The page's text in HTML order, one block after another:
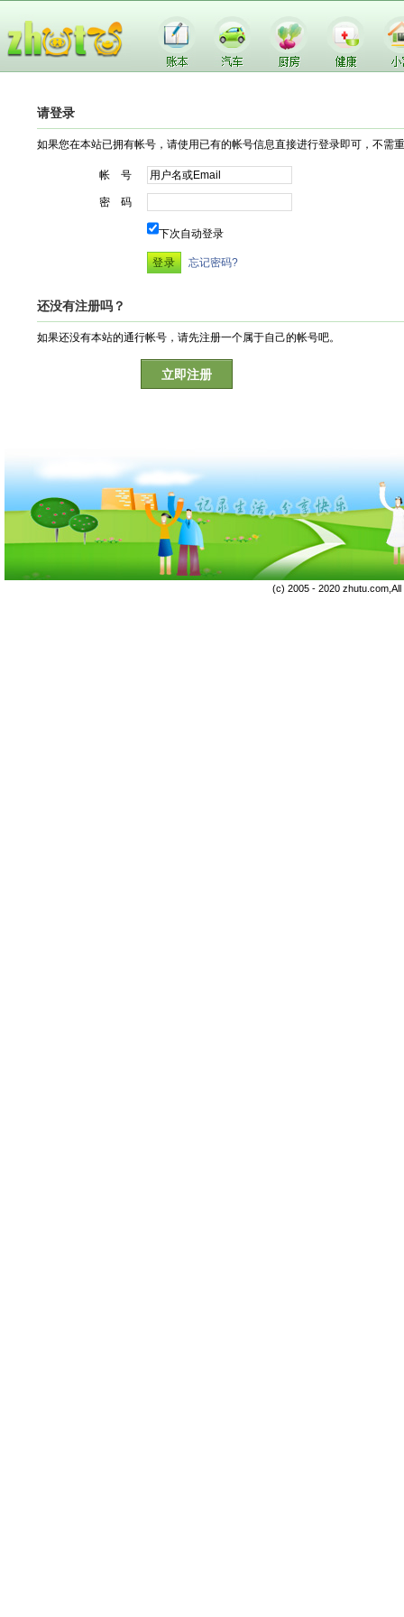
请登录
如果您在本站已拥有帐号，请使用已有的帐号信息直接进行登录即可，不需
帐 号
密 码
下次自动登录
忘记密码?
还没有注册吗？
如果还没有本站的通行帐号，请先注册一个属于自己的帐号吧。
立即注册
(c) 2005 - 2020